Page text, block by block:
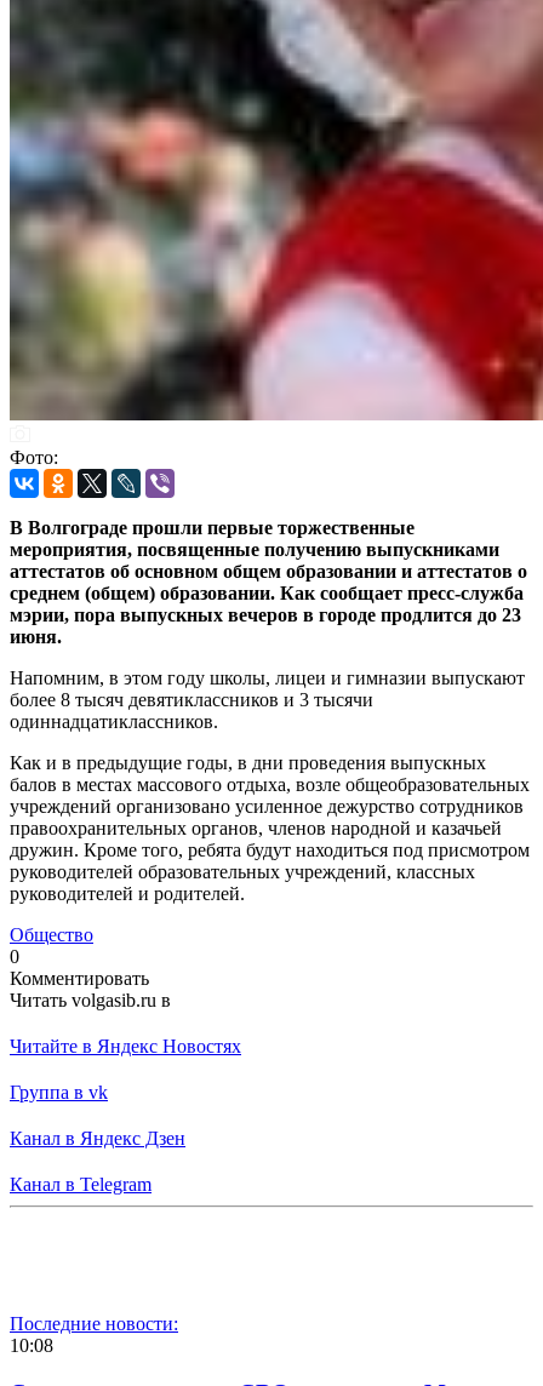
Фото:
В Волгограде прошли первые торжественные
мероприятия, посвященные получению выпускниками
аттестатов об основном общем образовании и аттестатов о
среднем (общем) образовании. Как сообщает пресс-служба
мэрии, пора выпускных вечеров в городе продлится до 23
июня.
Напомним, в этом году школы, лицеи и гимназии выпускают
более 8 тысяч девятиклассников и 3 тысячи
одиннадцатиклассников.
Как и в предыдущие годы, в дни проведения выпускных
балов в местах массового отдыха, возле общеобразовательных
учреждений организовано усиленное дежурство сотрудников
правоохранительных органов, членов народной и казачьей
дружин. Кроме того, ребята будут находиться под присмотром
руководителей образовательных учреждений, классных
руководителей и родителей.
Общество
0
Комментировать
Читать volgasib.ru в
Читайте в Яндекс Новостях
Группа в vk
Канал в Яндекс Дзен
Канал в Telegram
Последние новости:
10:08